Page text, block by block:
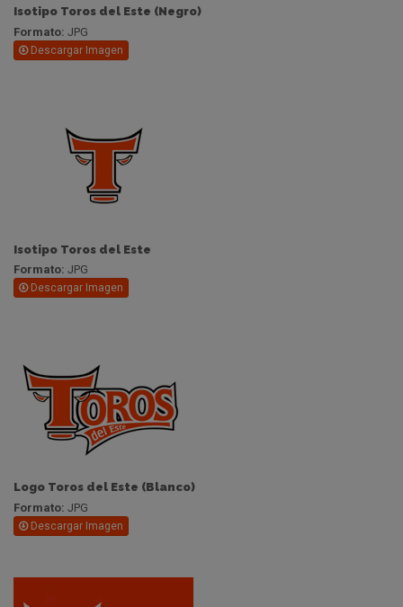
Isotipo Toros del Este (Negro)
Formato: JPG
Descargar Imagen
Isotipo Toros del Este
Formato: JPG
Descargar Imagen
Logo Toros del Este (Blanco)
Formato: JPG
Descargar Imagen